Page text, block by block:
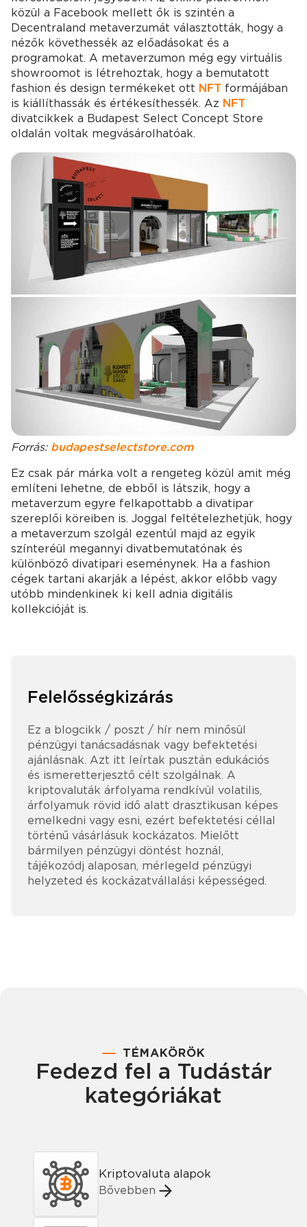
közül a Facebook mellett ők is szintén a
Decentraland metaverzumát választották, hogy a
nézők követhessék az előadásokat és a
programokat. A metaverzumon még egy virtuális
showroomot is létrehoztak, hogy a bemutatott
fashion és design termékeket ott NFT formájában
is kiállíthassák és értékesíthessék. Az NFT
divatcikkek a Budapest Select Concept Store
oldalán voltak megvásárolhatóak.
Forrás: budapestselectstore.com
Ez csak pár márka volt a rengeteg közül amit még
említeni lehetne, de ebből is látszik, hogy a
metaverzum egyre felkapottabb a divatipar
szereplői köreiben is. Joggal feltételezhetjük, hogy
a metaverzum szolgál ezentúl majd az egyik
színteréül megannyi divatbemutatónak és
különböző divatipari eseménynek. Ha a fashion
cégek tartani akarják a lépést, akkor előbb vagy
utóbb mindenkinek ki kell adnia digitális
kollekcióját is.
Felelősségkizárás
Ez a blogcikk / poszt / hír nem minősül
pénzügyi tanácsadásnak vagy befektetési
ajánlásnak. Azt itt leírtak pusztán edukációs
és ismeretterjesztő célt szolgálnak. A
kriptovaluták árfolyama rendkívül volatilis,
árfolyamuk rövid idő alatt drasztikusan képes
emelkedni vagy esni, ezért befektetési céllal
történű vásárlásuk kockázatos. Mielőtt
bármilyen pénzügyi döntést hoznál,
tájékozódj alaposan, mérlegeld pénzügyi
helyzeted és kockázatvállalási képességed.
TÉMAKÖRÖK
Fedezd fel a Tudástár
kategóriákat
Kriptovaluta alapok
Bővebben